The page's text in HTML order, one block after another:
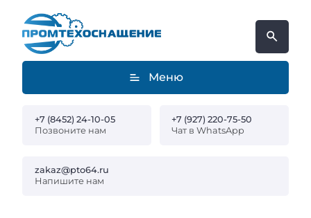
Меню
+7 (8452) 24-10-05
Позвоните нам
+7 (927) 220-75-50
Чат в WhatsApp
zakaz@pto64.ru
Напишите нам